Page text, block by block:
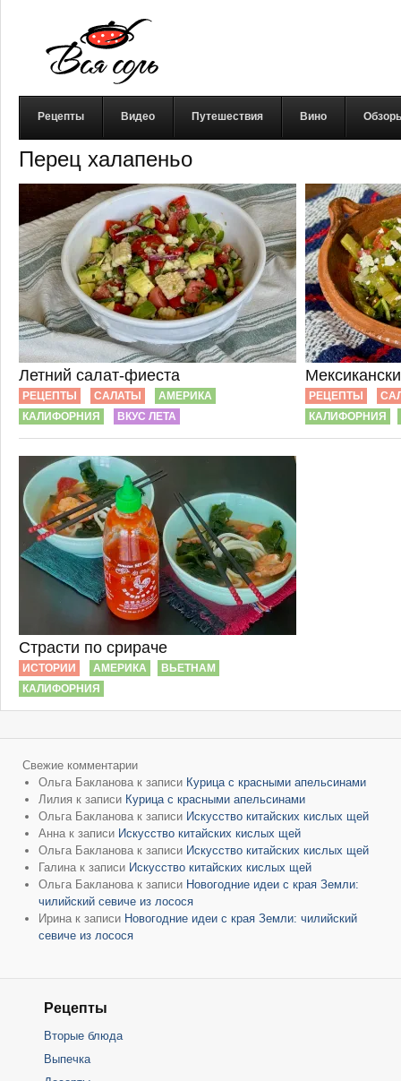
Рецепты Видео Путешествия Вино
Перец халапеньо
Летний салат-фиеста
РЕЦЕПТЫ САЛАТЫ
АМЕРИКА
КАЛИФОРНИЯ
ВКУС ЛЕТА
РЕЦЕПТЫ
КАЛИФОРНИЯ
Страсти по срираче
ИСТОРИИ АМЕРИКА
ВЬЕТНАМ
КАЛИФОРНИЯ
Свежие комментарии
Ольга Бакланова к записи Курица с красными апельсинами
Лилия к записи Курица с красными апельсинами
Ольга Бакланова к записи Искусство китайских кислых щей
Анна к записи Искусство китайских кислых щей
Ольга Бакланова к записи Искусство китайских кислых щей
Галина к записи Искусство китайских кислых щей
Ольга Бакланова к записи Новогодние идеи с края Земли:
чилийский севиче из лосося
Ирина к записи Новогодние идеи с края Земли: чилийский
севиче из лосося
Рецепты
Вторые блюда
Выпечка